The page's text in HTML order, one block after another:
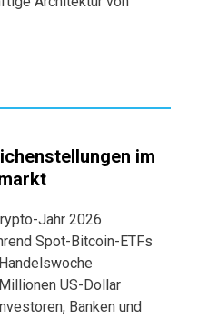
im
Jahr 2026
Spot-Bitcoin-ETFs
US-Dollar
Banken und